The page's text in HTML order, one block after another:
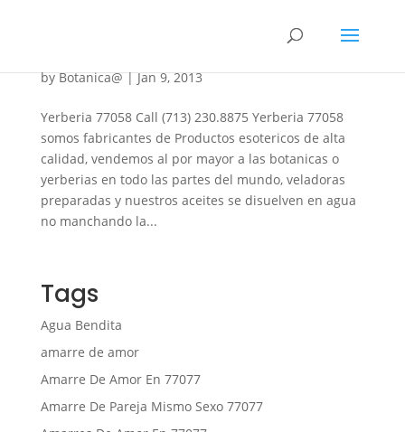
byBotanica@|Jan 9, 2013
Yerberia 77058 Call (713) 230.8875 Yerberia 77058
somos fabricantes de Productos esotericos de alta
calidad, vendemos al por mayor a las botanicas o
yerberias en todo las partes del mundo, veladoras
preparadas y nuestros aceites se disuelven en agua
no manchando la...
Tags
Agua Bendita
amarre de amor
Amarre De Amor En 77077
Amarre De Pareja Mismo Sexo 77077